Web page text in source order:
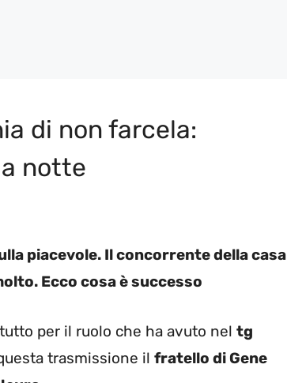
di non farcela:
notte
piacevole. Il concorrente della casa
Ecco cosa è successo
per il ruolo che ha avuto nel tg
trasmissione il fratello di Gene